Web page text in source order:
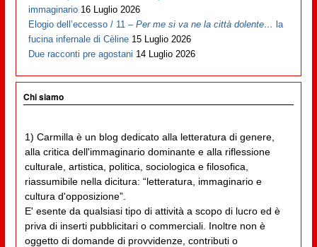
immaginario 16 Luglio 2026
Elogio dell’eccesso / 11 –Per me si va ne la città dolente… la
fucina infernale di Cèline 15 Luglio 2026
Due racconti pre agostani 14 Luglio 2026
Chi siamo
1) Carmilla è un blog dedicato alla letteratura di genere,
alla critica dell'immaginario dominante e alla riflessione
culturale, artistica, politica, sociologica e filosofica,
riassumibile nella dicitura: “letteratura, immaginario e
cultura d'opposizione”.
E' esente da qualsiasi tipo di attività a scopo di lucro ed è
priva di inserti pubblicitari o commerciali. Inoltre non è
oggetto di domande di provvidenze, contributi o